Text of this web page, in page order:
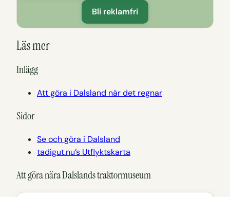
Bli reklamfri
Läs mer
Inlägg
Att göra i Dalsland när det regnar
Sidor
Se och göra i Dalsland
tadigut.nu’s Utflyktskarta
Att göra nära Dalslands traktormuseum